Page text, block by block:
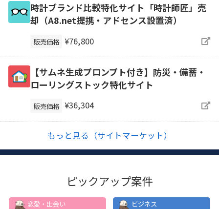
時計ブランド比較特化サイト「時計師匠」売
却（A8.net提携・アドセンス設置済）
販売価格 ¥76,800
【サムネ生成プロンプト付き】防災・備蓄・
ローリングストック特化サイト
販売価格 ¥36,304
もっと見る（サイトマーケット）
ピックアップ案件
恋愛・出会い
ビジネス